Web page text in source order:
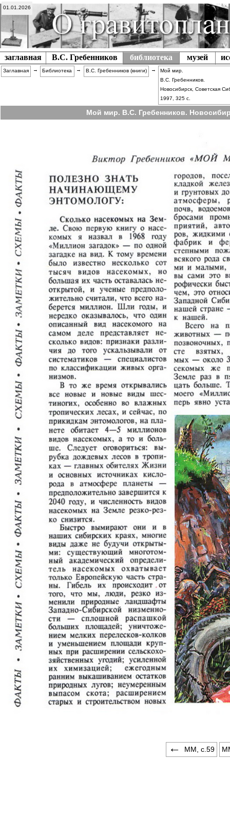
01.01.2026
заглавная В.С. Гребенников библиотека музей
Заглавная → Библиотека → В.С. Гребенников (книги) →
Мой мир.
В.С. Гребенников.
Новосибирск, Советская
1997, 325 с.
Мой мир. В.С. Гребенников.
ММ, c.59